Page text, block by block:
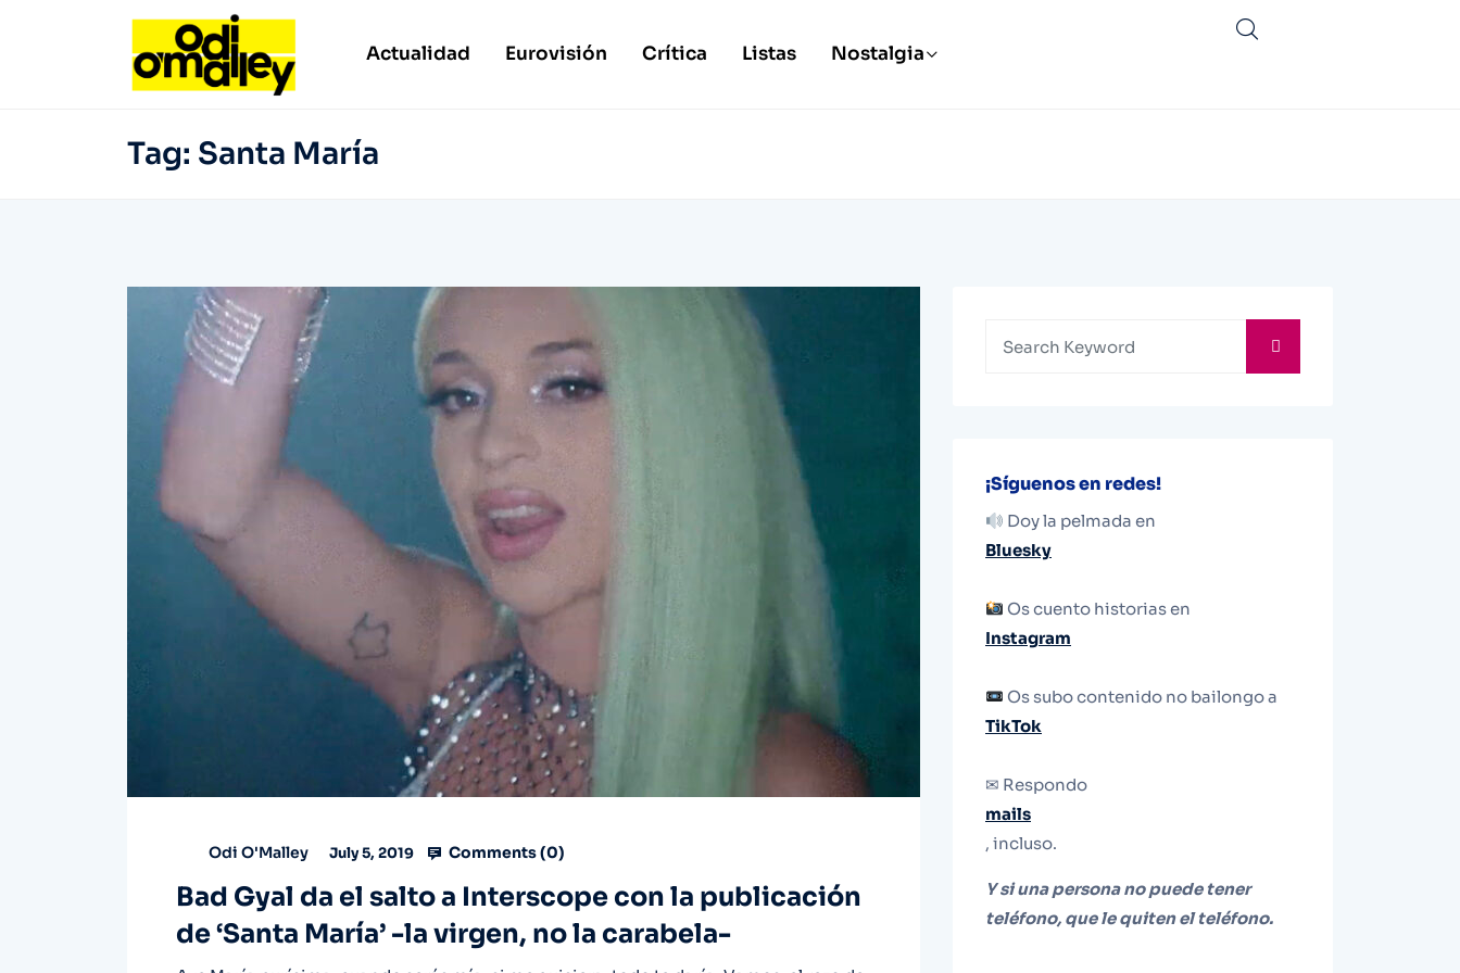
Actualidad Eurovisión Crítica Listas Nostalgia
Tag: Santa María
Odi O'Malley July 5, 2019 Comments (0)
Bad Gyal da el salto a Interscope con la publicación
de ‘Santa María’ -la virgen, no la carabela-
¡Síguenos en redes!
Doy la pelmada en
Bluesky
Os cuento historias en
Instagram
Os subo contenido no bailongo a
TikTok
✉ Respondo
mails
, incluso.
Y si una persona no puede tener
teléfono, que le quiten el teléfono.